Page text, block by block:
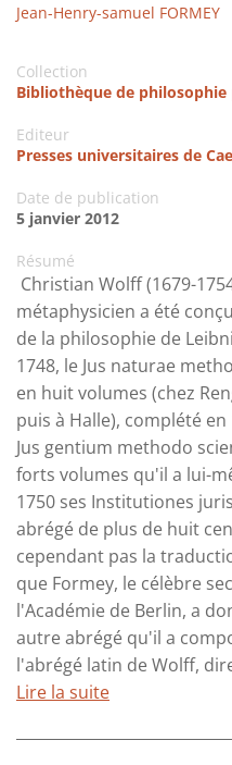
Jean-Henry-samuel FORMEY
Collection
Bibliothèque de
Editeur
Presses universitaires de
Date de publication
5 janvier 2012
Résumé
Christian Wolff (1679-
métaphysicien a été
de la philosophie de
1748, le Jus naturae
en huit volumes (chez
puis à Halle), complété
Jus gentium methodo
forts volumes qu'il a lui-
1750 ses Institutiones
abrégé de plus de huit
cependant pas la
que Formey, le célèbre
l'Académie de Berlin, a
autre abrégé qu'il a
l'abrégé latin de Wolff,
Lire la suite